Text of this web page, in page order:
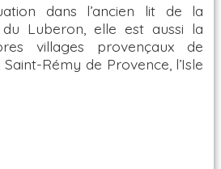
dans l’ancien lit de la
Luberon, elle est aussi la
villages provençaux de
Rémy de Provence, l’Isle